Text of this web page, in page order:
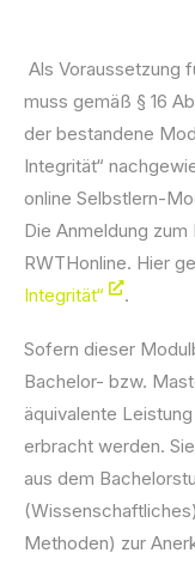
Als Voraussetzung
muss gemäß § 16
der bestandene
Integrität“
online Selbstlern-
Die Anmeldung
RWTHonline. Hier
Integrität“
.
Sofern dieser
Bachelor- bzw.
äquivalente
erbracht werden.
aus dem
Methoden) zur